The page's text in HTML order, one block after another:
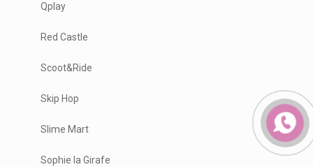
Qplay
Red Castle
Scoot&Ride
Skip Hop
Slime Mart
Sophie la Girafe